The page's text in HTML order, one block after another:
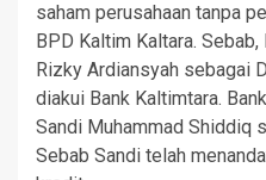
saham perusahaan tanpa
BPD Kaltim Kaltara.
Rizky Ardiansyah sebagai
diakui Bank Kaltimtara.
Sandi Muhammad Shiddiq
Sebab Sandi telah